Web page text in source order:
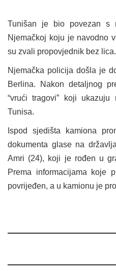
Tunišan je bio povezan s
Njemačkoj koju je navodno
su zvali propovjednik bez lica.
Njemačka policija došla je
Berlina. Nakon detaljnog
“vrući tragovi” koji
Tunisa.
Ispod sjedišta kamiona
dokumenta glase na
Amri (24), koji je rođen u
Prema informacijama koje
povrijeđen, a u kamionu je